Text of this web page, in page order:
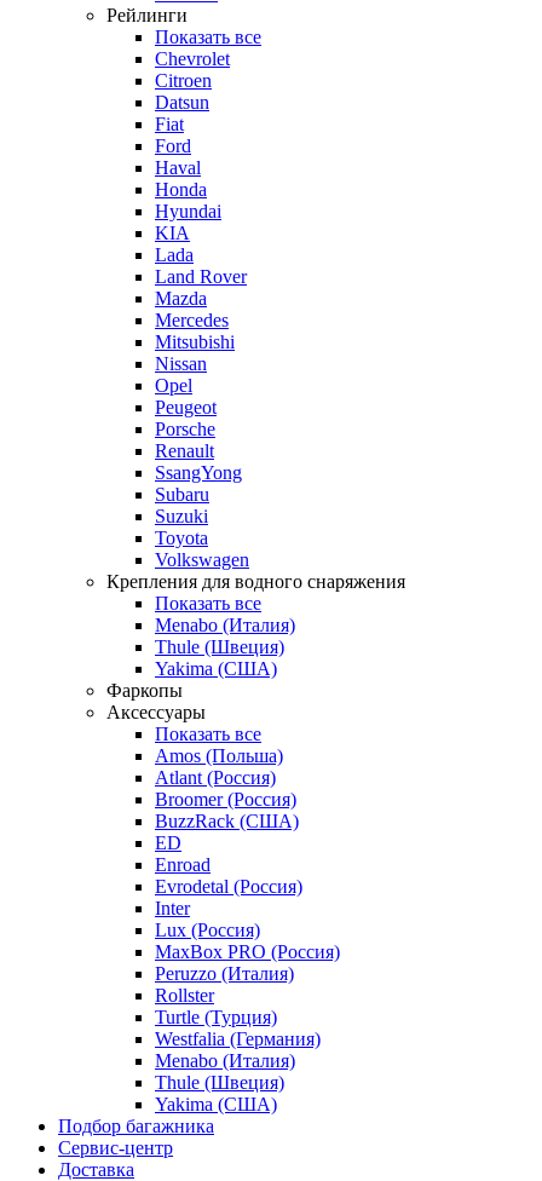
Рейлинги
Показать все
Chevrolet
Citroen
Datsun
Fiat
Ford
Haval
Honda
Hyundai
KIA
Lada
Land Rover
Mazda
Mercedes
Mitsubishi
Nissan
Opel
Peugeot
Porsche
Renault
SsangYong
Subaru
Suzuki
Toyota
Volkswagen
Крепления для водного снаряжения
Показать все
Menabo (Италия)
Thule (Швеция)
Yakima (США)
Фаркопы
Аксессуары
Показать все
Amos (Польша)
Atlant (Россия)
Broomer (Россия)
BuzzRack (США)
ED
Enroad
Evrodetal (Россия)
Inter
Lux (Россия)
MaxBox PRO (Россия)
Peruzzo (Италия)
Rollster
Turtle (Турция)
Westfalia (Германия)
Menabo (Италия)
Thule (Швеция)
Yakima (США)
Подбор багажника
Сервис-центр
Доставка